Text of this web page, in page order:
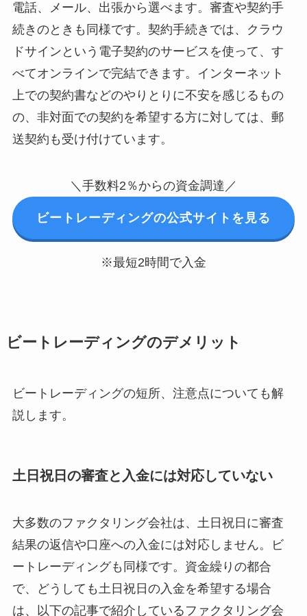
電話、メール、出張から選べます。審査や契約手
続きのときも同様です。契約手続きでは、クラウ
ドサインという電子契約のサービスを使って、す
べてオンラインで完結できます。インターネット
上での契約書などのやりとりに不安を感じるもの
の、非対面での契約を希望する方に対しては、郵
送契約も受け付けています。
＼手数料2％からの資金調達／
ビートレーディングの公式サイトを見る
※最短2時間で入金
ビートレーディングのデメリット
ビートレーディングの短所、注意点についても解
説します。
土日祝日の審査と入金には対応していない
大多数のファクタリング会社は、土日祝日に審査
結果の返信や口座への入金には対応しません。ビ
ートレーディングも同様です。資金繰りの都合
で、どうしても土日祝日の入金を希望する場合
は、以下の記事で紹介しているファクタリング会